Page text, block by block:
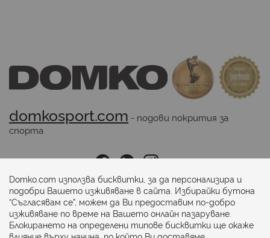
domkosport.com - подови покрития за
спорта
Последвайте ни:
Начини на плащане:
Domko.com използва бисквитки, за да персонализира и
подобри Вашето изживяване в сайта. Избирайки бутона
“Съгласявам се”, можем да Ви предоставим по-добро
изживяване по време на Вашето онлайн пазаруване.
Блокирането на определени типове бисквитки ще окаже